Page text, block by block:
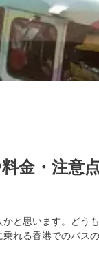
金・注意
と思います。どう
れる香港でのバス